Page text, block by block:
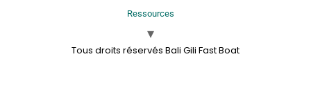
Ressources
Tous droits réservés Bali Gili Fast Boat